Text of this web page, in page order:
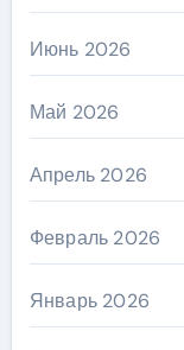
Июнь 2026
Май 2026
Апрель 2026
Февраль 2026
Январь 2026